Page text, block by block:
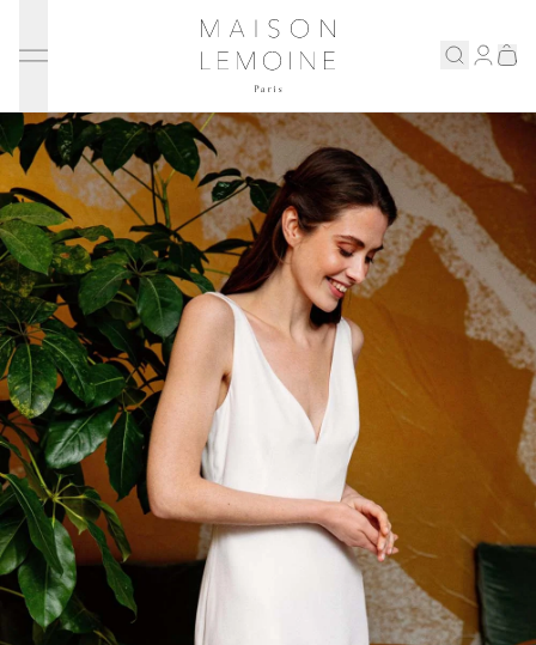
Eshop
Notre maison
Prenons rendez-vous
ENGLISH
Maison Lemoine